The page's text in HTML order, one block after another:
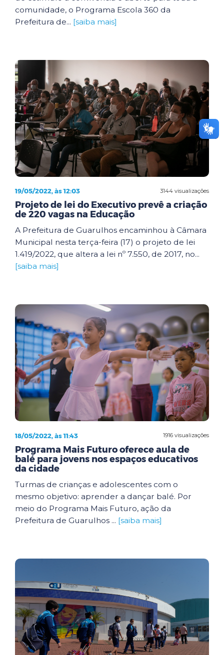
comunidade, o Programa Escola 360 da
Prefeitura de... [saiba mais]
3144 visualizações
19/05/2022, às 12:03
Projeto de lei do Executivo prevê a criação
de 220 vagas na Educação
A Prefeitura de Guarulhos encaminhou à Câmara
Municipal nesta terça-feira (17) o projeto de lei
1.419/2022, que altera a lei nº 7.550, de 2017, no...
[saiba mais]
1916 visualizações
18/05/2022, às 11:43
Programa Mais Futuro oferece aula de
balé para jovens nos espaços educativos
da cidade
Turmas de crianças e adolescentes com o
mesmo objetivo: aprender a dançar balé. Por
meio do Programa Mais Futuro, ação da
Prefeitura de Guarulhos ... [saiba mais]